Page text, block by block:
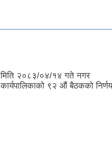
मिति २०८३/०४/१४ गते नगर
कार्यपालिकाको ९२ ‌‍औं बैठकको निर्णय